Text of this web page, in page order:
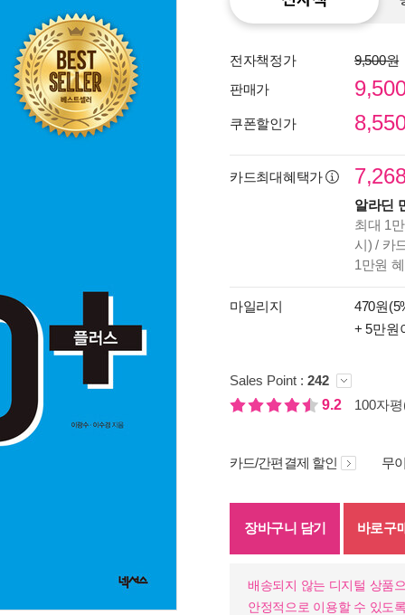
종이
미리
입
전자책정가
9,500원
판매가
쿠폰할인가
카드최대혜택가
알라딘
최대 1
시) / 카
1만원
마일리지
470원
+ 5만원
Sales Point : 242
9.2
100자
카드/간편결제 할인 무
장바구니 담기 바로구
배송되지 않는 디지털 상품
안정적으로 이용할 수 있도